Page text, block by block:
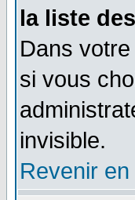
la liste
Dans
si vous
invisible.
Revenir